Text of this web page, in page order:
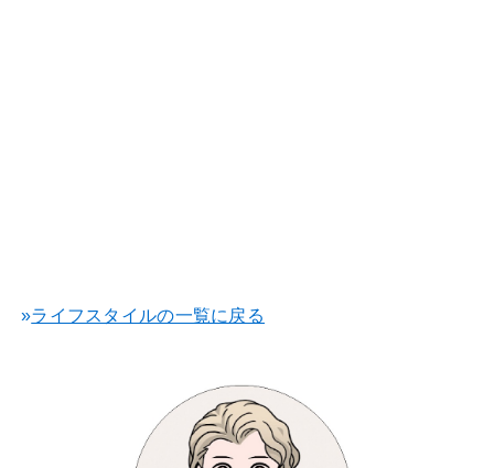
»ライフスタイルの一覧に戻る